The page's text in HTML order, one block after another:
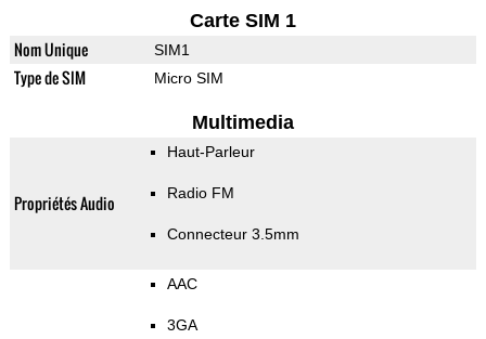
Carte SIM 1
Nom Unique SIM1
Type de SIM Micro SIM
Multimedia
Propriétés Audio
Haut-Parleur
Radio FM
Connecteur 3.5mm
AAC
3GA